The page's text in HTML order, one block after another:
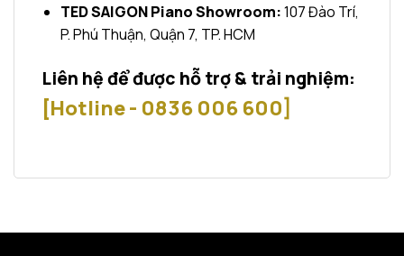
TED SAIGON Piano Showroom:107 Đào Trí,
P. Phú Thuận, Quận 7, TP. HCM
Liên hệ để được hỗ trợ & trải nghiệm:
[Hotline - 0836 006 600]